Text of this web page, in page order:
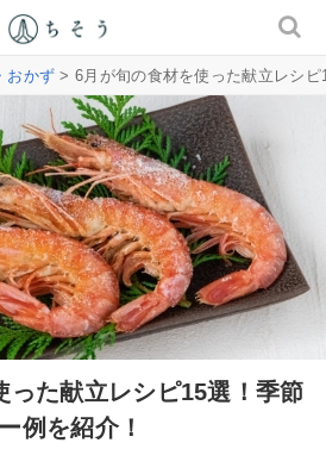
おかず > 6月が旬の食材を使った献立レシ
った献立レシピ15選！季節
例を紹介！